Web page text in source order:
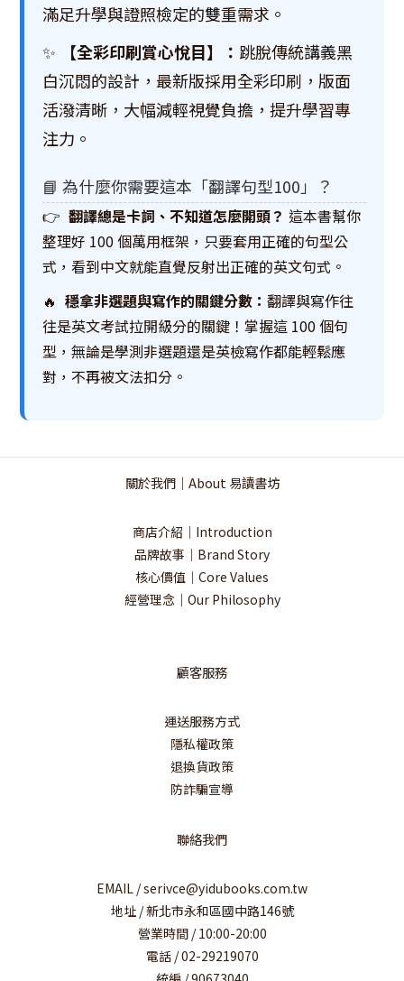
滿足升學與證照檢定的雙重需求。
✨
【全彩印刷賞心悅目】： 跳脫傳統講義黑
白沉悶的設計，最新版採用全彩印刷，版面
活潑清晰，大幅減輕視覺負擔，提升學習專
注力。
📘 為什麼你需要這本「翻譯句型100」？
👉 翻譯總是卡詞、不知道怎麼開頭？ 這本書幫你
整理好 100 個萬用框架，只要套用正確的句型公
式，看到中文就能直覺反射出正確的英文句式。
🔥 穩拿非選題與寫作的關鍵分數： 翻譯與寫作往
往是英文考試拉開級分的關鍵！掌握這 100 個句
型，無論是學測非選題還是英檢寫作都能輕鬆應
對，不再被文法扣分。
關於我們｜About 易讀書坊
商店介紹｜Introduction
品牌故事｜Brand Story
核心價值｜Core Values
經營理念｜Our Philosophy
顧客服務
運送服務方式
隱私權政策
退換貨政策
防詐騙宣導
聯絡我們
EMAIL / serivce@yidubooks.com.tw
地址 / 新北市永和區國中路146號
營業時間 / 10:00-20:00
電話 / 02-29219070